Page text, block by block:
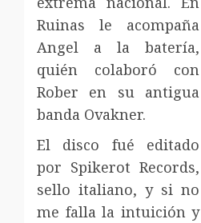
Ruinas le acompaña
Angel a la batería,
quién colaboró con
Rober en su antigua
banda Ovakner.
El disco fué editado
por Spikerot Records,
sello italiano, y si no
me falla la intuición y